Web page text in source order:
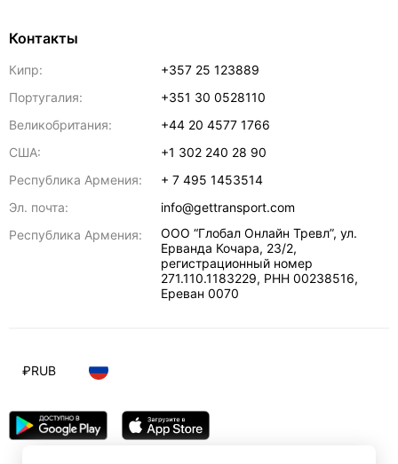
Контакты
Кипр:
+357 25 123889
Португалия:
+351 30 0528110
Великобритания:
+44 20 4577 1766
США:
+1 302 240 28 90
Республика Армения:
+ 7 495 1453514
Эл. почта:
info@gettransport.com
Республика Армения:
ООО “Глобал Онлайн Тревл”, ул.
Ерванда Кочара, 23/2,
регистрационный номер
271.110.1183229, РНН 00238516,
Ереван 0070
₽RUB